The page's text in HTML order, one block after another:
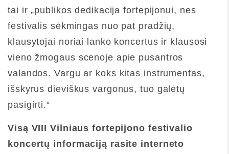
tai ir „publikos dedikacija fortepijonui, nes
festivalis sėkmingas nuo pat pradžių,
klausytojai noriai lanko koncertus ir klausosi
vieno žmogaus scenoje apie pusantros
valandos. Vargu ar koks kitas instrumentas,
išskyrus dieviškus vargonus, tuo galėtų
pasigirti.“
Visą VIII Vilniaus fortepijono festivalio
koncertų informaciją rasite interneto